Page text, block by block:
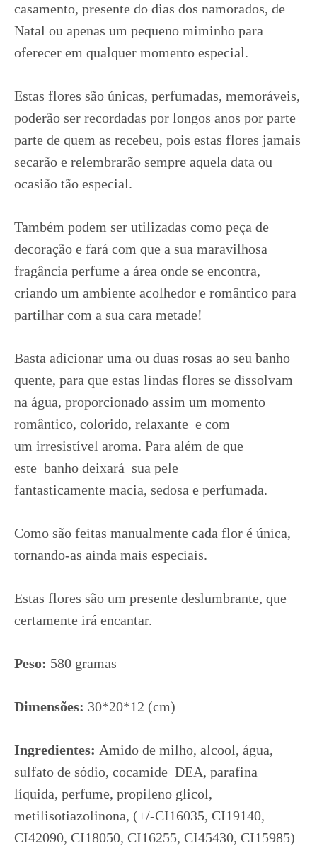
casamento, presente do dias dos namorados, de
Natal ou apenas um pequeno miminho para
oferecer em qualquer momento especial.
Estas flores são únicas, perfumadas, memoráveis,
poderão ser recordadas por longos anos por parte
parte de quem as recebeu, pois estas flores jamais
secarão e relembrarão sempre aquela data ou
ocasião tão especial.
Também podem ser utilizadas como peça de
decoração e fará com que a sua maravilhosa
fragância perfume a área onde se encontra,
criando um ambiente acolhedor e romântico para
partilhar com a sua cara metade!
Basta adicionar uma ou duas rosas ao seu banho
quente, para que estas lindas flores se dissolvam
na água, proporcionado assim um momento
romântico, colorido, relaxante e com
um irresistível aroma. Para além de que
este banho deixará sua pele
fantasticamente macia, sedosa e perfumada.
Como são feitas manualmente cada flor é única,
tornando-as ainda mais especiais.
Estas flores são um presente deslumbrante, que
certamente irá encantar.
Peso: 580 gramas
Dimensões: 30*20*12 (cm)
Ingredientes: Amido de milho, alcool, água,
sulfato de sódio, cocamide DEA, parafina
líquida, perfume, propileno glicol,
metilisotiazolinona, (+/-CI16035, CI19140,
CI42090, CI18050, CI16255, CI45430, CI15985)